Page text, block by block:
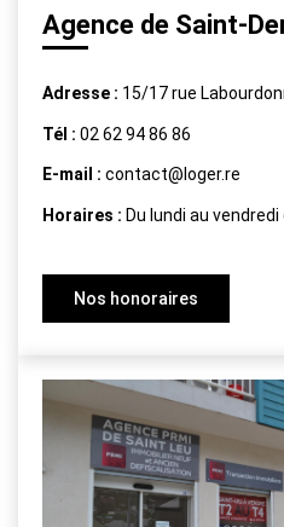
Agence de Saint-
Adresse : 15/17 rue
Tél : 02 62 94 86 86
E-mail : contact@loger.re
Horaires : Du lundi au vendredi
Nos honoraires